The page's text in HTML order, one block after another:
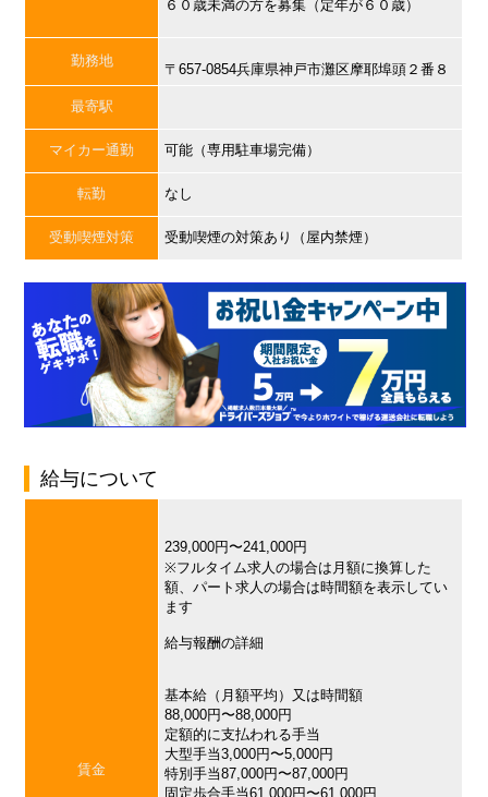
６０歳未満の方を募集（定年が６０歳）
勤務地
〒657-0854兵庫県神戸市灘区摩耶埠頭２番８
最寄駅
マイカー通勤 可能（専用駐車場完備）
転勤 なし
受動喫煙対策 受動喫煙の対策あり（屋内禁煙）
給与について
賃金
239,000円〜241,000円
※フルタイム求人の場合は月額に換算した
額、パート求人の場合は時間額を表示してい
ます
給与報酬の詳細
基本給（月額平均）又は時間額
88,000円〜88,000円
定額的に支払われる手当
大型手当3,000円〜5,000円
特別手当87,000円〜87,000円
固定歩合手当61,000円〜61,000円